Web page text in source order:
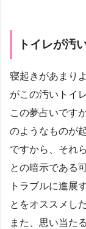
トイレが汚
寝起きがあまり
がこの汚いトイ
この夢占いです
のようなものが
ですから、それ
との暗示である
トラブルに進展
とをオススメし
また、思い当た